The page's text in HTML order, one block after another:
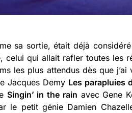
sa sortie, était déjà
celui qui allait rafler toutes les
les plus attendus dès que
Jacques Demy Les parapluies
Singin’ in the rain avec Gene
le petit génie Damien